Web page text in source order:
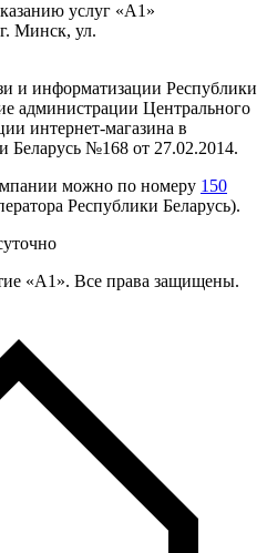
услуг «А1»
Минск, ул.
и информатизации Республики
администрации Центрального
интернет-магазина в
Беларусь №168 от 27.02.2014.
можно по номеру 150
Республики Беларусь).
«А1». Все права защищены.